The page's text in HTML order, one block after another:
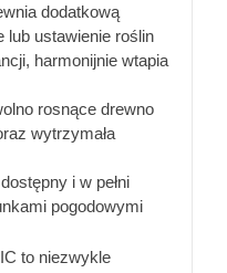
dodatkową
lub ustawienie roślin
harmonijnie wtapia
rosnące drewno
wytrzymała
i w pełni
pogodowymi
to niezwykle